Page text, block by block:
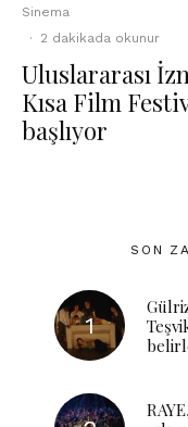
Sinema
·
2 dakikada okunur
Uluslararası
Kısa Film
başlıyor
SON